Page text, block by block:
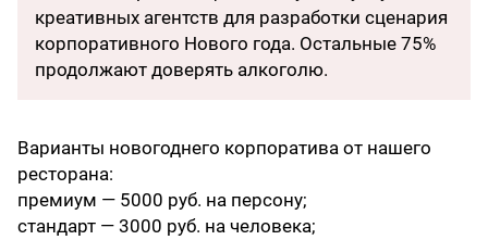
креативных агентств для разработки сценария
корпоративного Нового года. Остальные 75%
продолжают доверять алкоголю.
Варианты новогоднего корпоратива от нашего
ресторана:
премиум — 5000 руб. на персону;
стандарт — 3000 руб. на человека;